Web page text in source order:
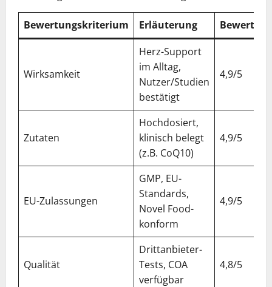
Bewertungskriterium Erläuterung
Wirksamkeit
Herz-Support
im Alltag,
Nutzer/Studien
bestätigt
4,9/5
Zutaten
Hochdosiert,
klinisch belegt
(z.B. CoQ10)
4,9/5
EU-Zulassungen
GMP, EU-
Standards,
Novel Food-
konform
4,9/5
Qualität
Drittanbieter-
Tests, COA
verfügbar
4,8/5